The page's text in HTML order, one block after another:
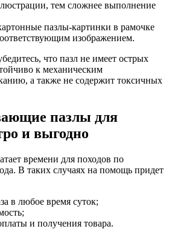
тем сложнее выполнение
пазлы-картинки в рамочке
изображением.
что пазл не имеет острых
к механическим
а также не содержит токсичных
пазлы для
и выгодно
времени для походов по
В таких случаях на помощь придет
в любое время суток;
и получения товара.